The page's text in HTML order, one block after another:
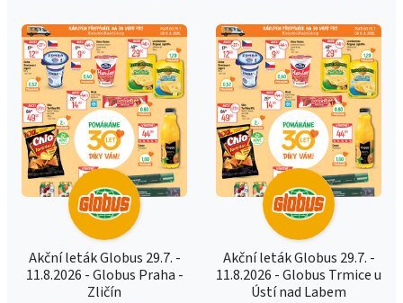
Akční leták Globus 29.7. -
11.8.2026 - Globus Praha -
Zličín
Akční leták Globus 29.7. -
11.8.2026 - Globus Trmice u
Ústí nad Labem